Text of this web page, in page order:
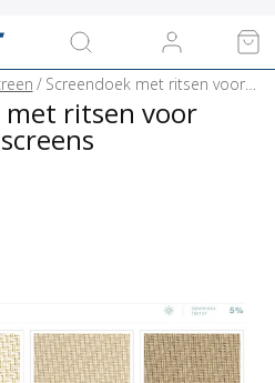
/ Screendoek met ritsen voor ritsscreens
met ritsen voor